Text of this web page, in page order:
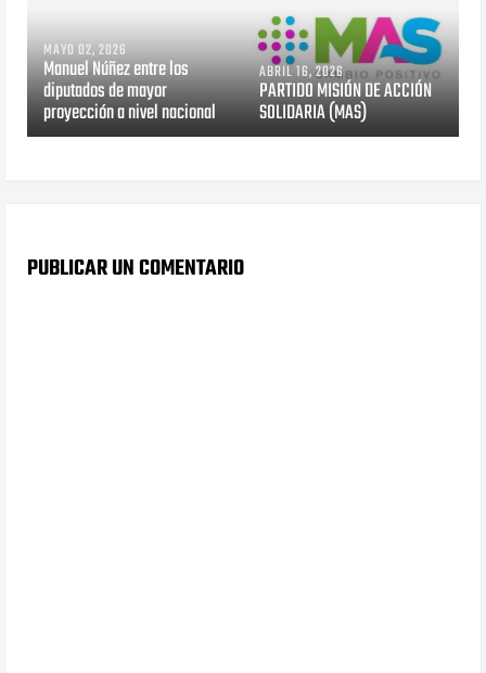
MAYO 02, 2026
Manuel Núñez entre los
diputados de mayor
proyección a nivel nacional
ABRIL 16, 2026
PARTIDO MISIÓN DE ACCIÓN
SOLIDARIA (MAS)
PUBLICAR UN COMENTARIO